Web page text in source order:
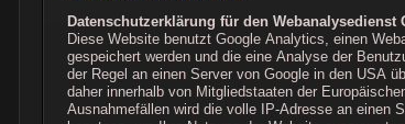
Datenschutzerklärung für den Webanalysedienst
Diese Website benutzt Google Analytics, einen
gespeichert werden und die eine Analyse der
der Regel an einen Server von Google in den USA
daher innerhalb von Mitgliedstaaten der
Ausnahmefällen wird die volle IP-Adresse an einen